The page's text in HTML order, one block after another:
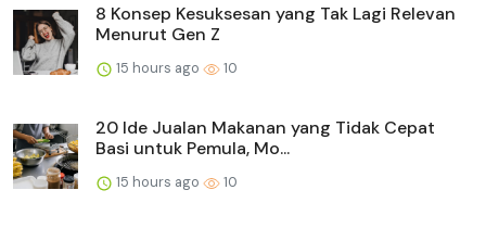
8 Konsep Kesuksesan yang Tak Lagi Relevan
Menurut Gen Z
15 hours ago 10
20 Ide Jualan Makanan yang Tidak Cepat
Basi untuk Pemula, Mo...
15 hours ago 10